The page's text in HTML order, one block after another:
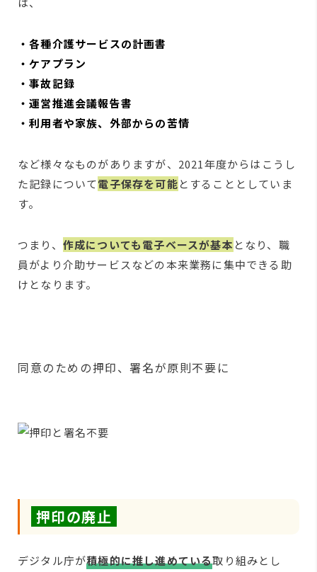
・各種介護サービスの計画書
・ケアプラン
・事故記録
・運営推進会議報告書
・利用者や家族、外部からの苦情
など様々なものがありますが、2021年度からはこうし
た記録について電子保存を可能とすることとしていま
す。
つまり、 作成についても電子ベースが基本 となり、職
員がより介助サービスなどの本来業務に集中できる助
けとなります。
同意のための押印、署名が原則不要に
押印の廃止
デジタル庁が積極的に推し進めている取り組みとし